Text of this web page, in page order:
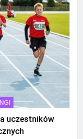
uczestników